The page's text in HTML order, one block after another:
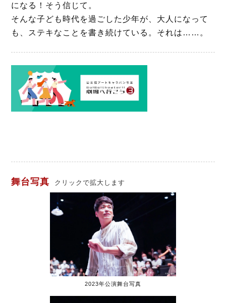
になる！そう信じて。
そんな子ども時代を過ごした少年が、大人になって
も、ステキなことを書き続けている。それは……。
舞台写真 クリックで拡大します
2023年公演舞台写真